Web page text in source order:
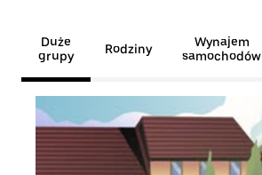
Duże
grupy
Rodziny
Wynajem
samochodów